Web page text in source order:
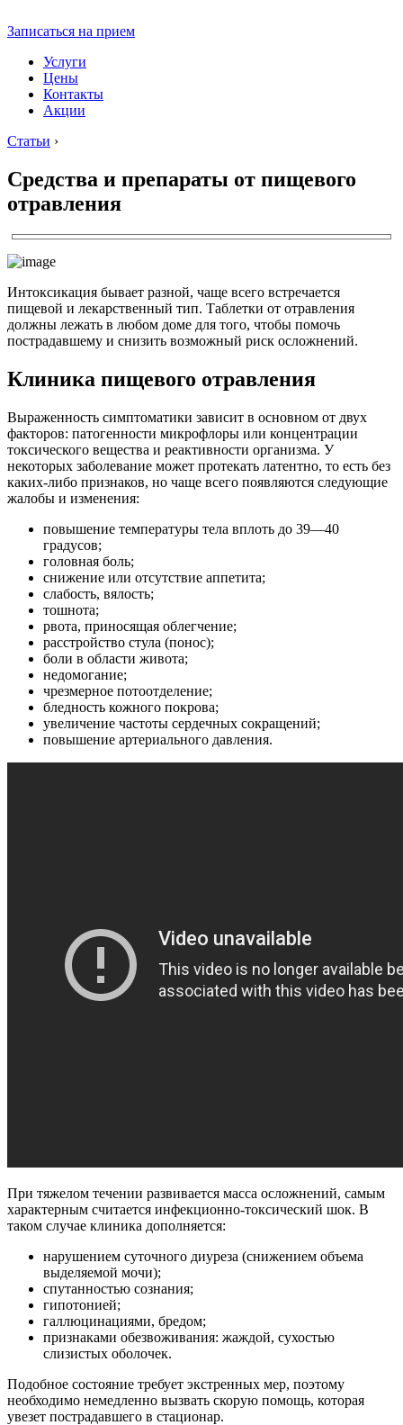
Записаться на прием
Услуги
Цены
Контакты
Акции
Статьи ›
Средства и препараты от пищевого
отравления
Интоксикация бывает разной, чаще всего встречается
пищевой и лекарственный тип. Таблетки от отравления
должны лежать в любом доме для того, чтобы помочь
пострадавшему и снизить возможный риск осложнений.
Клиника пищевого отравления
Выраженность симптоматики зависит в основном от двух
факторов: патогенности микрофлоры или концентрации
токсического вещества и реактивности организма. У
некоторых заболевание может протекать латентно, то есть без
каких-либо признаков, но чаще всего появляются следующие
жалобы и изменения:
повышение температуры тела вплоть до 39—40
градусов;
головная боль;
снижение или отсутствие аппетита;
слабость, вялость;
тошнота;
рвота, приносящая облегчение;
расстройство стула (понос);
боли в области живота;
недомогание;
чрезмерное потоотделение;
бледность кожного покрова;
увеличение частоты сердечных сокращений;
повышение артериального давления.
При тяжелом течении развивается масса осложнений, самым
характерным считается инфекционно-токсический шок. В
таком случае клиника дополняется:
нарушением суточного диуреза (снижением объема
выделяемой мочи);
спутанностью сознания;
гипотонией;
галлюцинациями, бредом;
признаками обезвоживания: жаждой, сухостью
слизистых оболочек.
Подобное состояние требует экстренных мер, поэтому
необходимо немедленно вызвать скорую помощь, которая
увезет пострадавшего в стационар.